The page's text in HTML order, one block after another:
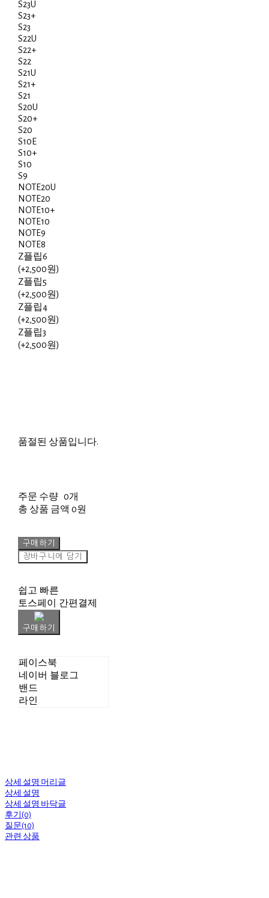
S23U
S23+
S23
S22U
S22+
S22
S21U
S21+
S21
S20U
S20+
S20
S10E
S10+
S10
S9
NOTE20U
NOTE20
NOTE10+
NOTE10
NOTE9
NOTE8
Z플립6
(+2,500원)
Z플립5
(+2,500원)
Z플립4
(+2,500원)
Z플립3
(+2,500원)
품절된 상품입니다.
주문 수량 0개
총 상품 금액 0원
구매하기
장바구니에 담기
쉽고 빠른
토스페이 간편결제
구매하기
페이스북
네이버 블로그
밴드
라인
상세 설명 머리글
상세 설명
상세 설명 바닥글
후기(0)
질문(10)
관련 상품